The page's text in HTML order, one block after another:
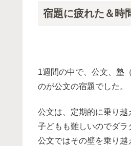
宿題に疲れた＆時
1週間の中で、公文、塾
のが公文の宿題でした。
公文は、定期的に乗り
子どもも難しいのでダラ
公文ではその壁を乗り